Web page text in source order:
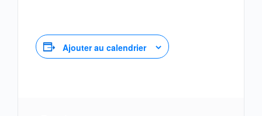
Ajouter au calendrier